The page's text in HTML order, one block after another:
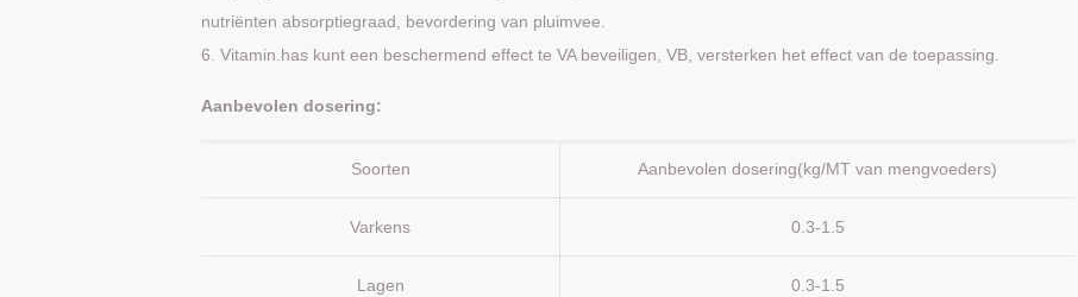
nutriënten absorptiegraad, bevordering van pluimvee.
6. Vitamin.has kunt een beschermend effect te VA beveiligen, VB, versterken het effect van de toepassing.
Aanbevolen dosering:
Soorten Aanbevolen dosering(kg/MT van mengvoeders)
Varkens 0.3-1.5
Lagen 0.3-1.5